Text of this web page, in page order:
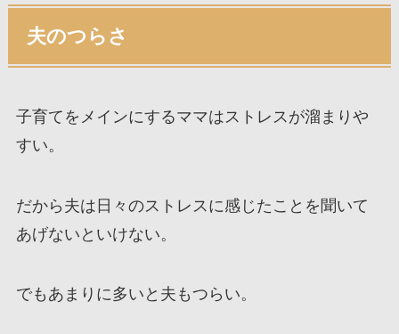
夫のつらさ
子育てをメインにするママはストレスが溜まりや
すい。
だから夫は日々のストレスに感じたことを聞いて
あげないといけない。
でもあまりに多いと夫もつらい。